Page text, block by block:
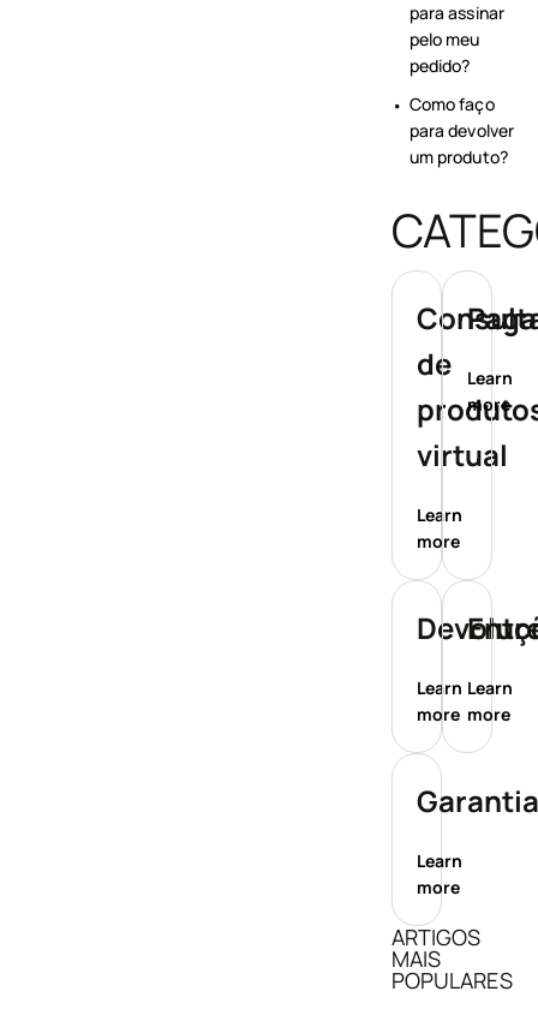
para assinar
pelo meu
pedido?
Como faço
para devolver
um produto?
de
virtual
Learn
more
Learn
more
Learn
more
Learn
more
Learn
more
ARTIGOS
MAIS
POPULARES